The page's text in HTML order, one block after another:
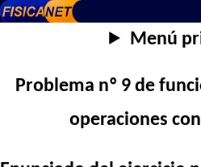
Menú
Problema nº 9 de
operaciones